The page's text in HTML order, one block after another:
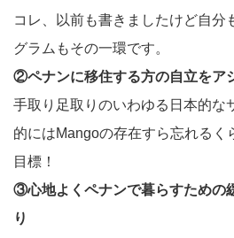
コレ、以前も書きましたけど自分
グラムもその一環です。
②ペナンに移住する方の自立をア
手取り足取りのいわゆる日本的な
的にはMangoの存在すら忘れるく
目標！
③心地よくペナンで暮らすための
り